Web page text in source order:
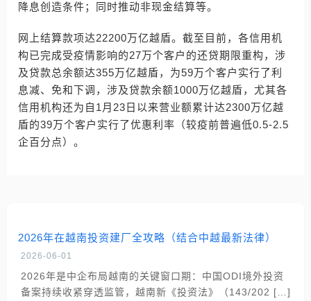
降息创造条件；同时推动非现金结算等。
网上结算款项达22200万亿越盾。截至目前，各信用机
构已完成受疫情影响的27万个客户的还贷期限重构，涉
及贷款总余额达355万亿越盾，为59万个客户实行了利
息减、免和下调，涉及贷款余额1000万亿越盾，尤其各
信用机构还为自1月23日以来营业额累计达2300万亿越
盾的39万个客户实行了优惠利率（较疫前普遍低0.5-2.5
企百分点）。
2026年在越南投资建厂全攻略（结合中越最新法律）
2026-06-01
2026年是中企布局越南的关键窗口期：中国ODI境外投资
备案持续收紧穿透监管，越南新《投资法》（143/202 […]